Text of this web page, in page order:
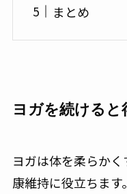
まとめ
ヨガを続けると
ヨガは体を柔らか
康維持に役立ちま